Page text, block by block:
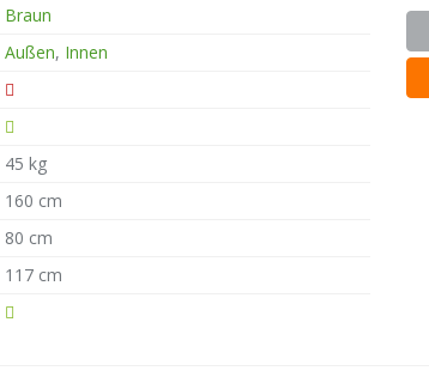
Braun
Außen, Innen
45 kg
160 cm
80 cm
117 cm